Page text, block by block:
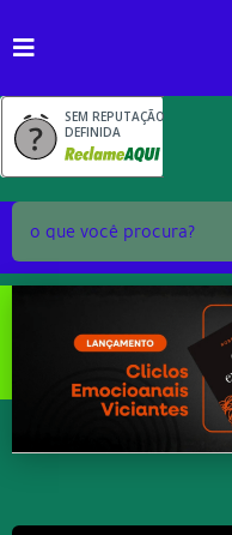
SEM REPUTAÇÃO
DEFINIDA